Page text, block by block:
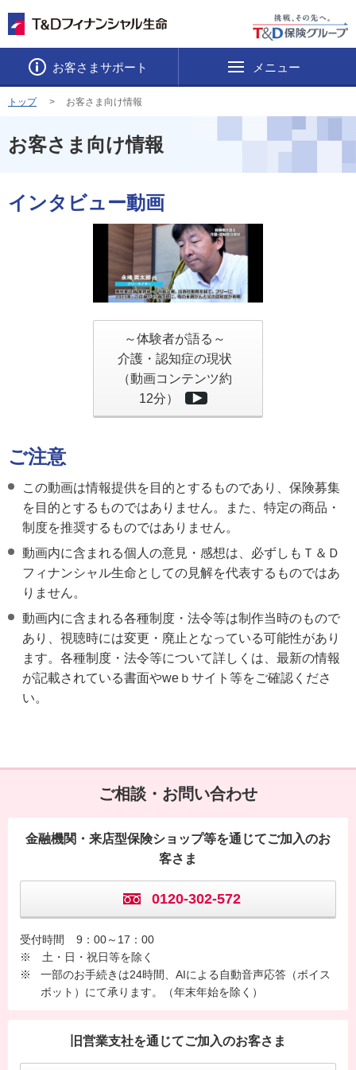
お客さまサポート メニュー
トップ お客さま向け情報
お客さま向け情報
インタビュー動画
～体験者が語る～
介護・認知症の現状
（動画コンテンツ約
12分）
ご注意
この動画は情報提供を目的とするものであり、保険募集
を目的とするものではありません。また、特定の商品・
制度を推奨するものではありません。
動画内に含まれる個人の意見・感想は、必ずしもＴ＆Ｄ
フィナンシャル生命としての見解を代表するものではあ
りません。
動画内に含まれる各種制度・法令等は制作当時のもので
あり、視聴時には変更・廃止となっている可能性があり
ます。各種制度・法令等について詳しくは、最新の情報
が記載されている書面やweｂサイト等をご確認くださ
い。
ご相談・お問い合わせ
金融機関・来店型保険ショップ等を通じてご加入のお
客さま
0120-302-572
受付時間
9：00～17：00
※ 土・日・祝日等を除く
※
一部のお手続きは24時間、AIによる自動音声応答（ボイス
ボット）にて承ります。（年末年始を除く）
旧営業支社を通じてご加入のお客さま